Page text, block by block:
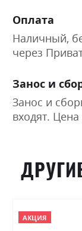
Оплата
Наличный,
через
Занос и
Занос и
входят.
АКЦИЯ